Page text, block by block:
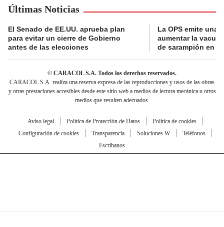
Últimas Noticias
El Senado de EE.UU. aprueba plan
para evitar un cierre de Gobierno
antes de las elecciones
La OPS emite una
aumentar la
de sarampión en
© CARACOL S.A. Todos los derechos reservados.
CARACOL S.A. realiza una reserva expresa de las reproducciones y usos de las obras
y otras prestaciones accesibles desde este sitio web a medios de lectura mecánica u otros
medios que resulten adecuados.
Aviso legal Política de Protección de Datos
Política de cookies
Configuración de cookies
Transparencia Soluciones W
Teléfonos
Escríbanos